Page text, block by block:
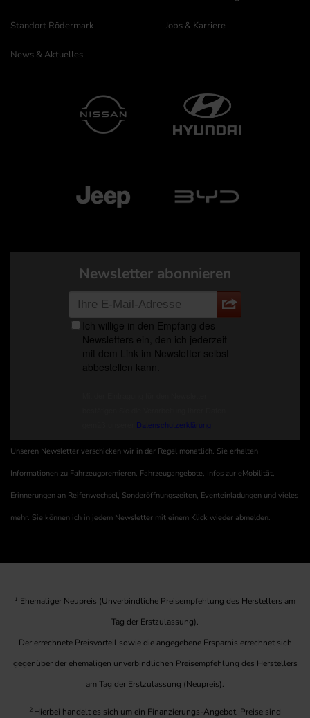
Standort Rödermark
News & Aktuelles
Jobs & Karriere
Newsletter abonnieren
Unseren Newsletter verschicken wir in der Regel monatlich. Sie erhalten
Informationen zu Fahrzeugpremieren, Fahrzeugangebote, Infos zur eMobilität,
Erinnerungen an Reifenwechsel, Sonderöffnungszeiten, Eventeinladungen und vieles
mehr. Sie können ich in jedem Newsletter mit einem Klick wieder abmelden.
1 Ehemaliger Neupreis (Unverbindliche Preisempfehlung des Herstellers am
Tag der Erstzulassung).
Der errechnete Preisvorteil sowie die angegebene Ersparnis errechnet sich
gegenüber der ehemaligen unverbindlichen Preisempfehlung des Herstellers
am Tag der Erstzulassung (Neupreis).
2 Hierbei handelt es sich um ein Finanzierungs-Angebot. Preise sind